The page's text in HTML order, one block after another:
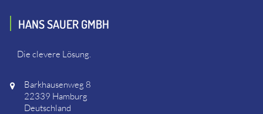
HANS SAUER GMBH
Die clevere Lösung.
Barkhausenweg 8
22339 Hamburg
Deutschland